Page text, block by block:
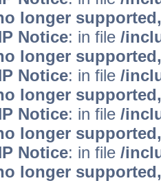
longer
Notice: in file /
longer
Notice: in file /
longer
Notice: in file /
longer
Notice: in file /
longer